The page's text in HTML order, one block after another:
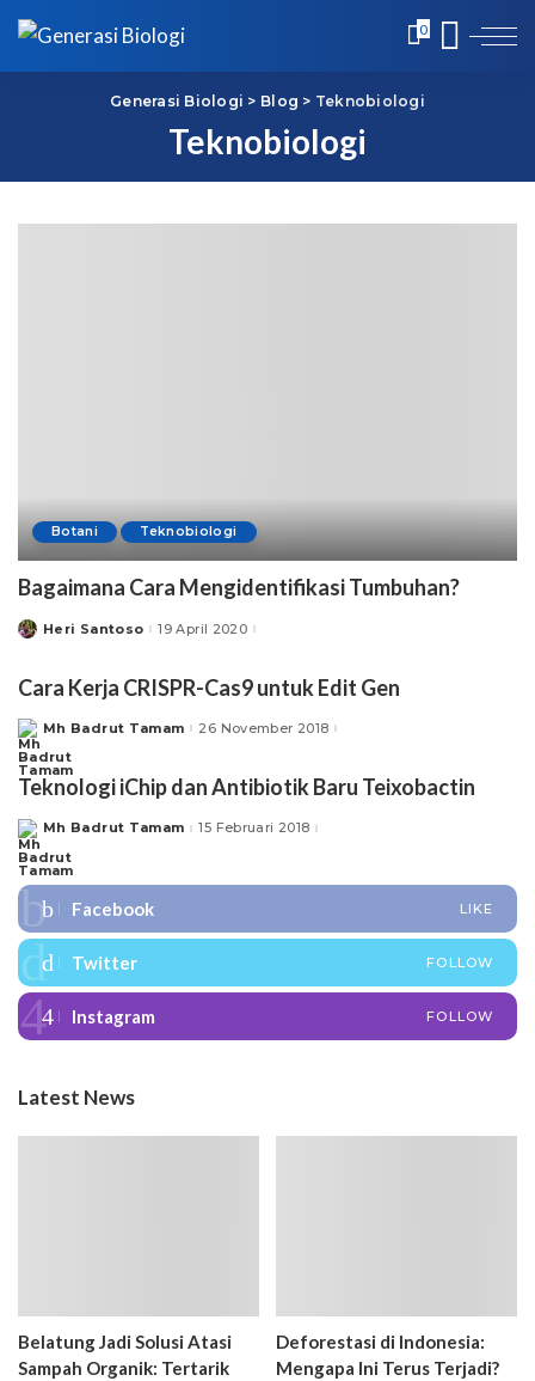
0
Generasi Biologi > Blog > Teknobiologi
Teknobiologi
Botani Teknobiologi
Bagaimana Cara Mengidentifikasi Tumbuhan?
PostedHeri Santoso 19 April 2020
Cara Kerja CRISPR-Cas9 untuk Edit Gen
Posted
by
Mh Badrut Tamam 26 November 2018
Teknologi iChip dan Antibiotik Baru Teixobactin
Posted
by
Mh Badrut Tamam 15 Februari 2018
Facebook LIKE
Twitter FOLLOW
Instagram FOLLOW
Latest News
Belatung Jadi Solusi Atasi
Sampah Organik: Tertarik
Deforestasi di Indonesia:
Mengapa Ini Terus Terjadi?